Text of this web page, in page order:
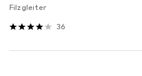
Filzgleiter
36